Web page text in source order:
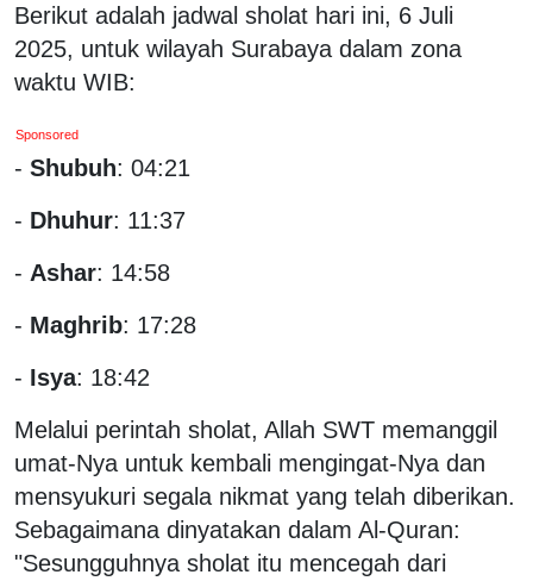
Berikut adalah jadwal sholat hari ini, 6 Juli
2025, untuk wilayah Surabaya dalam zona
waktu WIB:
Sponsored
- Shubuh: 04:21
- Dhuhur: 11:37
- Ashar: 14:58
- Maghrib: 17:28
- Isya: 18:42
Melalui perintah sholat, Allah SWT memanggil
umat-Nya untuk kembali mengingat-Nya dan
mensyukuri segala nikmat yang telah diberikan.
Sebagaimana dinyatakan dalam Al-Quran:
"Sesungguhnya sholat itu mencegah dari